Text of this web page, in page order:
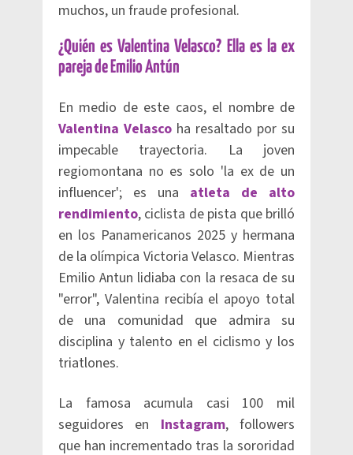
muchos, un fraude profesional.
¿Quién es Valentina Velasco? Ella es la ex
pareja de Emilio Antún
En medio de este caos, el nombre de
Valentina Velasco ha resaltado por su
impecable trayectoria. La joven
regiomontana no es solo 'la ex de un
influencer'; es una atleta de alto
rendimiento, ciclista de pista que brilló
en los Panamericanos 2025 y hermana
de la olímpica Victoria Velasco. Mientras
Emilio Antun lidiaba con la resaca de su
"error", Valentina recibía el apoyo total
de una comunidad que admira su
disciplina y talento en el ciclismo y los
triatlones.
La famosa acumula casi 100 mil
seguidores en Instagram, followers
que han incrementado tras la sororidad